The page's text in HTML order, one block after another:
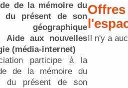
de la mémoire du
du présent de son
géographique
Aide aux nouvelles
(média-internet)
participe à la
de la mémoire du
du présent de son
Il n'y a